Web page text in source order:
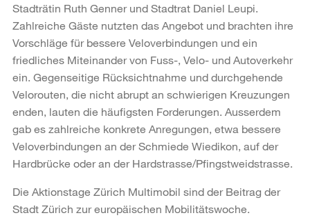
Stadträtin Ruth Genner und Stadtrat Daniel Leupi.
Zahlreiche Gäste nutzten das Angebot und brachten ihre
Vorschläge für bessere Veloverbindungen und ein
friedliches Miteinander von Fuss-, Velo- und Autoverkehr
ein. Gegenseitige Rücksichtnahme und durchgehende
Velorouten, die nicht abrupt an schwierigen Kreuzungen
enden, lauten die häufigsten Forderungen. Ausserdem
gab es zahlreiche konkrete Anregungen, etwa bessere
Veloverbindungen an der Schmiede Wiedikon, auf der
Hardbrücke oder an der Hardstrasse/Pfingstweidstrasse.
Die Aktionstage Zürich Multimobil sind der Beitrag der
Stadt Zürich zur europäischen Mobilitätswoche.